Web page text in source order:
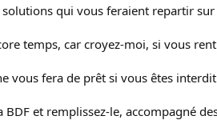
qui vous feraient repartir
temps, car croyez-moi, si vous
vous fera de prêt si vous êtes
et remplissez-le, accompagné